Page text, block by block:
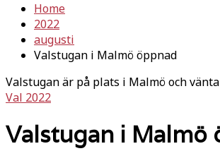
Home
2022
augusti
Valstugan i Malmö öppnad
Valstugan är på plats i Malmö och
Val 2022
Valstugan i Malmö